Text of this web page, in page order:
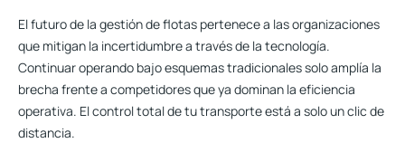
El futuro de la gestión de flotas pertenece a las organizaciones
que mitigan la incertidumbre a través de la tecnología.
Continuar operando bajo esquemas tradicionales solo amplía la
brecha frente a competidores que ya dominan la eficiencia
operativa. El control total de tu transporte está a solo un clic de
distancia.